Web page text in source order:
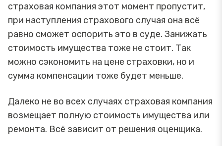
страховая компания этот момент пропустит,
при наступления страхового случая она всё
равно сможет оспорить это в суде. Занижать
стоимость имущества тоже не стоит. Так
можно сэкономить на цене страховки, но и
сумма компенсации тоже будет меньше.
Далеко не во всех случаях страховая компания
возмещает полную стоимость имущества или
ремонта. Всё зависит от решения оценщика.